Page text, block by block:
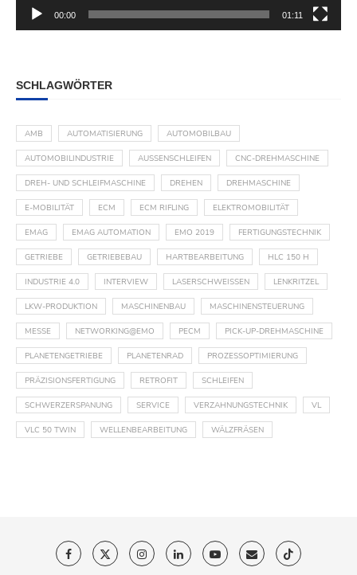
00:00 01:11
SCHLAGWÖRTER
AMB AUTOMATISIERUNG AUTOMOBILBAU
AUTOMOBILINDUSTRIE AUSSENSCHLEIFEN CNC-DREHMASCHINE
DREH- UND SCHLEIFMASCHINE DREHEN DREHMASCHINE
E-MOBILITÄT ECM ECM RIFLING ELEKTROMOBILITÄT
EMAG EMAG AUTOMATION EMO 2019 FERTIGUNGSTECHNIK
GETRIEBE GETRIEBEBAU HARTBEARBEITUNG HLC 150 H
INDUSTRIE 4.0 INTERVIEW LASERSCHWEISSEN LENKRITZEL
LKW-PRODUKTION MASCHINENBAU MASCHINENSTEUERUNG
MESSE NETWORKING@EMO PECM PICK-UP-DREHMASCHINE
PLANETENGETRIEBE PLANETENRAD PROZESSOPTIMIERUNG
PRÄZISIONSFERTIGUNG RETROFIT SCHLEIFEN
SCHWERZERSPANUNG SERVICE VERZAHNUNGSTECHNIK VL
VLC 50 TWIN WELLENBEARBEITUNG WÄLZFRÄSEN